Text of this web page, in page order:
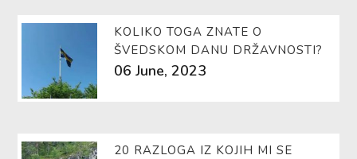
KOLIKO TOGA ZNATE O
ŠVEDSKOM DANU DRŽAVNOSTI?
06 June, 2023
20 RAZLOGA IZ KOJIH MI SE